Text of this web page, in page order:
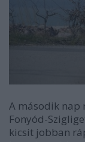
A második nap
Fonyód-
kicsit jobban